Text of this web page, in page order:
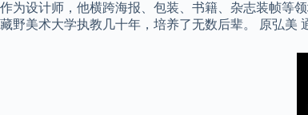
作为设计师，他横跨海报、包装、书籍、杂志装帧等
藏野美术大学执教几十年，培养了无数后辈。 原弘美